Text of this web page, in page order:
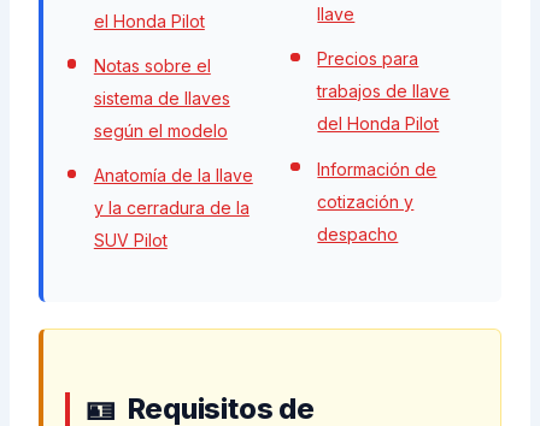
el Honda Pilot
Notas sobre el
sistema de llaves
según el modelo
Anatomía de la llave
y la cerradura de la
SUV Pilot
llave
Precios para
trabajos de llave
del Honda Pilot
Información de
cotización y
despacho
Requisitos de